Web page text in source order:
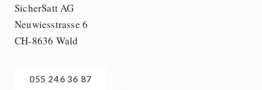
SicherSatt AG
Neuwiesstrasse 6
CH-8636 Wald
055 246 36 87